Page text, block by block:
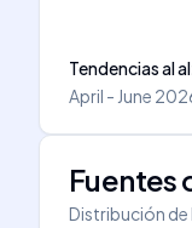
Tendencias al
April - June
Fuentes
Distribución